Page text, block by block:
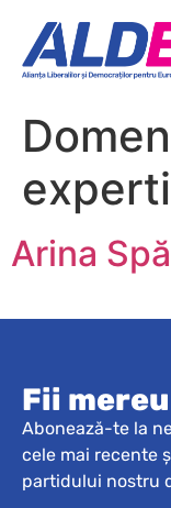
Arina
Fii
Abonează-te la
cele mai recente
partidului nostru